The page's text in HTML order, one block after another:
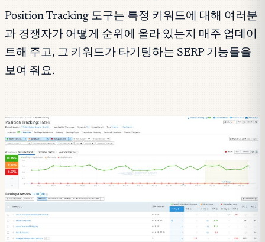
Position Tracking 도구는 특정 키워드에 대해 여러분
과 경쟁자가 어떻게 순위에 올라 있는지 매주 업데이
트해 주고, 그 키워드가 타기팅하는 SERP 기능들을
보여 줘요.